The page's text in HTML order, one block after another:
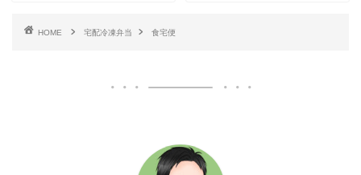
HOME 宅配冷凍弁当 食宅便